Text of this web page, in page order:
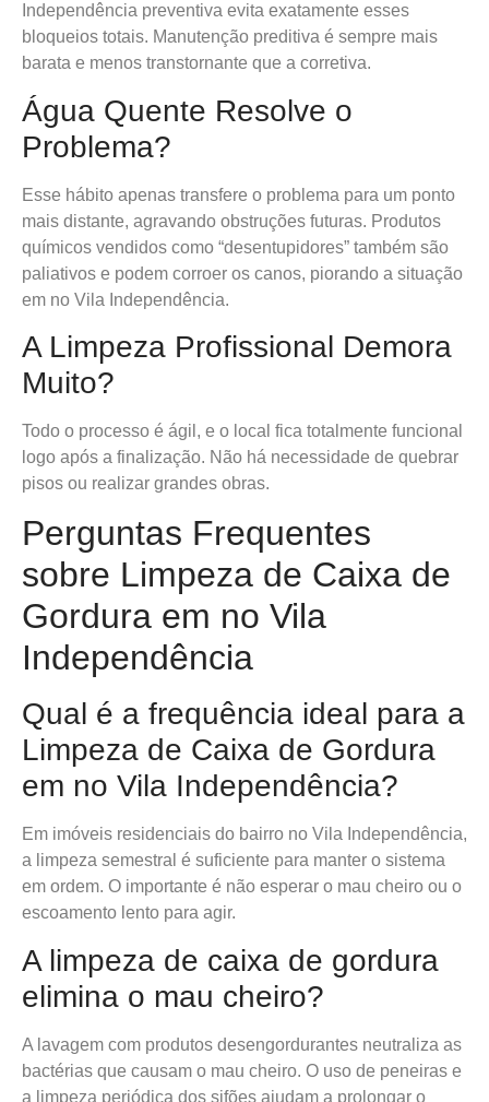
Independência preventiva evita exatamente esses
bloqueios totais. Manutenção preditiva é sempre mais
barata e menos transtornante que a corretiva.
Água Quente Resolve o
Problema?
Esse hábito apenas transfere o problema para um ponto
mais distante, agravando obstruções futuras. Produtos
químicos vendidos como “desentupidores” também são
paliativos e podem corroer os canos, piorando a situação
em no Vila Independência.
A Limpeza Profissional Demora
Muito?
Todo o processo é ágil, e o local fica totalmente funcional
logo após a finalização. Não há necessidade de quebrar
pisos ou realizar grandes obras.
Perguntas Frequentes
sobre Limpeza de Caixa de
Gordura em no Vila
Independência
Qual é a frequência ideal para a
Limpeza de Caixa de Gordura
em no Vila Independência?
Em imóveis residenciais do bairro no Vila Independência,
a limpeza semestral é suficiente para manter o sistema
em ordem. O importante é não esperar o mau cheiro ou o
escoamento lento para agir.
A limpeza de caixa de gordura
elimina o mau cheiro?
A lavagem com produtos desengordurantes neutraliza as
bactérias que causam o mau cheiro. O uso de peneiras e
a limpeza periódica dos sifões ajudam a prolongar o